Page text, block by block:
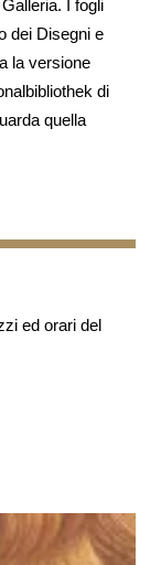
I fogli
dei Disegni e
la versione
di
quella
ed orari del